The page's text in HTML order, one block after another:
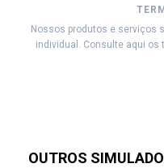
Nossos produtos e serviços
individual. Consulte aqui os
OUTROS